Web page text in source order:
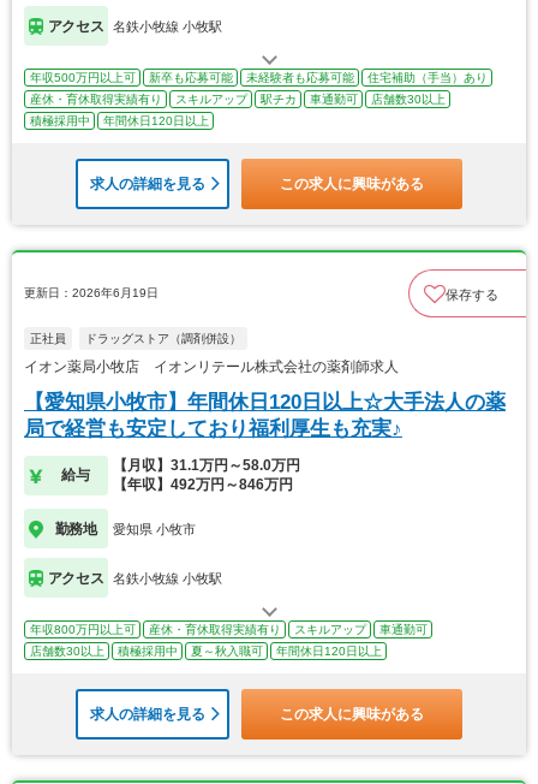
アクセス 名鉄小牧線 小牧駅
年収500万円以上可 新卒も応募可能 未経験者も応募可能
住宅補助（手当）あり
産休・育休取得実績有り
スキルアップ 駅チカ 車通勤可
店舗数30以上
積極採用中
年間休日120日以上
求人の詳細を見る この求人に興味がある
更新日：2026年6月19日 保存する
正社員 ドラッグストア（調剤併設）
イオン薬局小牧店 イオンリテール株式会社の薬剤師求人
【愛知県小牧市】年間休日120日以上☆大手法人の薬
局で経営も安定しており福利厚生も充実♪
給与
【月収】31.1万円～58.0万円
【年収】492万円～846万円
勤務地 愛知県 小牧市
アクセス 名鉄小牧線 小牧駅
年収800万円以上可 産休・育休取得実績有り スキルアップ
車通勤可
店舗数30以上
積極採用中 夏～秋入職可 年間休日120日以上
求人の詳細を見る この求人に興味がある